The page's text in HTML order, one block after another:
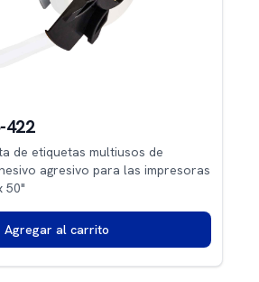
422
de etiquetas multiusos de
agresivo para las impresoras
50"
Agregar al carrito